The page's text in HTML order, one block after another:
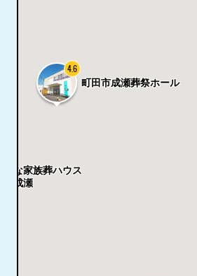
さな家族葬ハウス
田成瀬
町田市成瀬葬祭ホール
4.6